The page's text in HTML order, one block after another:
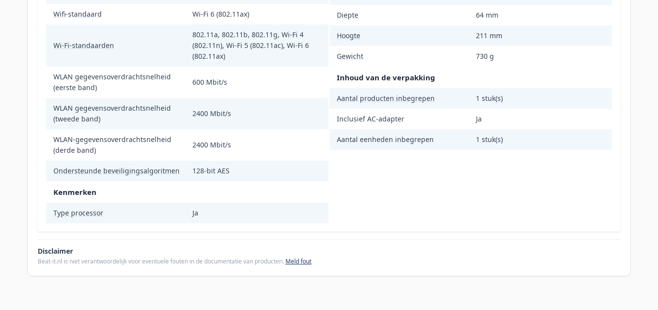
Wifi-standaard Wi-Fi 6 (802.11ax)
Wi-Fi-standaarden
802.11a, 802.11b, 802.11g, Wi-Fi 4
(802.11n), Wi-Fi 5 (802.11ac), Wi-Fi 6
(802.11ax)
WLAN gegevensoverdrachtsnelheid
(eerste band)
600 Mbit/s
WLAN gegevensoverdrachtsnelheid
(tweede band)
2400 Mbit/s
WLAN-gegevensoverdrachtsnelheid
(derde band)
2400 Mbit/s
Ondersteunde beveiligingsalgoritmen 128-bit AES
Kenmerken
Type processor Ja
Diepte 64 mm
Hoogte 211 mm
Gewicht 730 g
Inhoud van de verpakking
Aantal producten inbegrepen 1 stuk(s)
Inclusief AC-adapter Ja
Aantal eenheden inbegrepen 1 stuk(s)
Disclaimer
Beat-it.nl is niet verantwoordelijk voor eventuele fouten in de documentatie van producten. Meld fout